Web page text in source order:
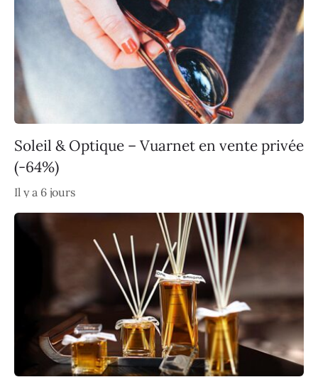
Soleil & Optique – Vuarnet en vente privée
(-64%)
Il y a 6 jours